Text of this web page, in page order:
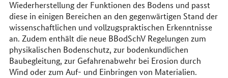
Wiederherstellung der Funktionen des Bodens und passt
diese in einigen Bereichen an den gegenwärtigen Stand der
wissenschaftlichen und vollzugspraktischen Erkenntnisse
an. Zudem enthält die neue BBodSchV Regelungen zum
physikalischen Bodenschutz, zur bodenkundlichen
Baubegleitung, zur Gefahrenabwehr bei Erosion durch
Wind oder zum Auf- und Einbringen von Materialien.